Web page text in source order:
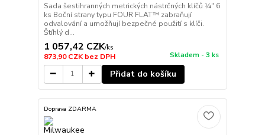
Sada šestihranných metrických nástrčných klíčů ¼″ 6
ks Boční strany typu FOUR FLAT™ zabraňují
odvalování a umožňují bezpečné použití s klíči.
Štíhlý d...
1 057,42 CZK/ks
873,90 CZKbez DPH Skladem - 3 ks
Přidat do košíku
Doprava ZDARMA